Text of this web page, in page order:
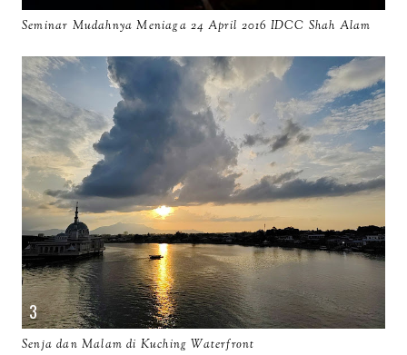
Seminar Mudahnya Meniaga 24 April 2016 IDCC Shah Alam
Senja dan Malam di Kuching Waterfront